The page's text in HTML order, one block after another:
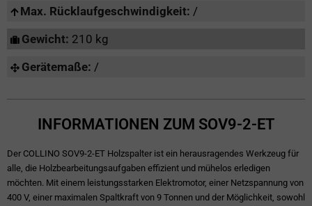
Max. Rücklaufgeschwindigkeit: /
Gewicht: 210 kg
Gerätemaße: /
INFORMATIONEN ZUM SOV9-2-ET
Der COLLINO SOV9-2-ET Holzspalter ist ein herausragendes Werkzeug für
alle, die Holzbearbeitungsaufgaben effizient und mühelos erledigen
möchten. Mit einem leistungsstarken Elektromotor, einer Netzspannung von
400 V, einer maximalen Spaltkraft von 9 Tonnen und der Möglichkeit, sowohl